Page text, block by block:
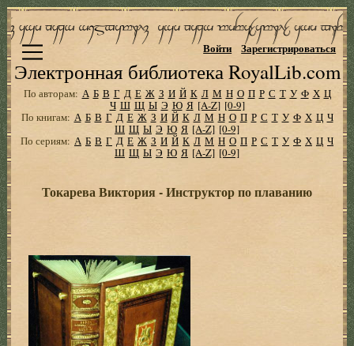
Электронная библиотека RoyalLib.com
Войти Зарегистрироваться
По авторам: А Б В Г Д Е Ж З И Й К Л М Н О П Р С Т У Ф Х Ц
Ч Ш Щ Ы Э Ю Я [A-Z] [0-9]
По книгам: А Б В Г Д Е Ж З И Й К Л М Н О П Р С Т У Ф Х Ц Ч
Ш Щ Ы Э Ю Я [A-Z] [0-9]
По сериям: А Б В Г Д Е Ж З И Й К Л М Н О П Р С Т У Ф Х Ц Ч
Ш Щ Ы Э Ю Я [A-Z] [0-9]
Токарева Виктория - Инструктор по плаванию